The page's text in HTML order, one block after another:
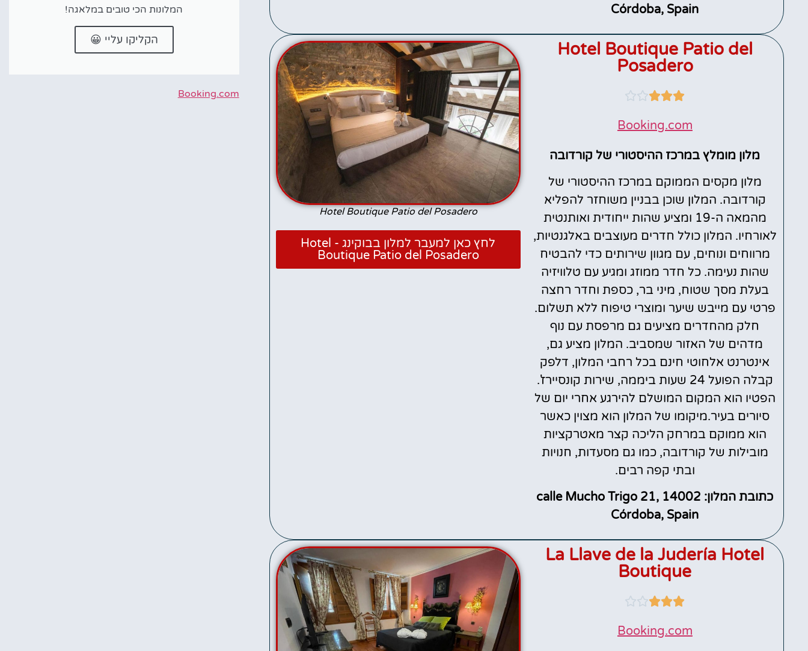
Córdoba, Spain
Hotel Boutique Patio del
Posadero





Booking.com
מלון מומלץ במרכז ההיסטורי של קורדובה
מלון מקסים הממוקם במרכז ההיסטורי של
קורדובה. המלון שוכן בבניין משוחזר להפליא
מהמאה ה-19 ומציע שהות ייחודית ואותנטית
לאורחיו. המלון כולל חדרים מעוצבים באלגנטיות,
מרווחים ונוחים, עם מגוון שירותים כדי להבטיח
שהות נעימה. כל חדר ממוזג ומגיע עם טלוויזיה
בעלת מסך שטוח, מיני בר, ​​כספת וחדר רחצה
פרטי עם מייבש שיער ומוצרי טיפוח ללא תשלום.
חלק מהחדרים מציעים גם מרפסת עם נוף
מדהים של האזור שמסביב. המלון מציע גם,
אינטרנט אלחוטי חינם בכל רחבי המלון, דלפק
קבלה הפועל 24 שעות ביממה, שירות קונסיירז'.
הפטיו הוא המקום המושלם להירגע אחרי יום של
סיורים בעיר.מיקומו של המלון הוא מצוין כאשר
הוא ממוקם במרחק הליכה קצר מאטרקציות
מובילות של קורדובה, כמו גם מסעדות, חנויות
ובתי קפה רבים.
כתובת המלון: calle Mucho Trigo 21, 14002
Córdoba, Spain
Hotel Boutique Patio del Posadero
לחץ כאן למעבר למלון בבוקינג - Hotel
Boutique Patio del Posadero
La Llave de la Judería Hotel
Boutique





Booking.com
המלונות הכי טובים במלאגה!
הקליקו עליי 😀
Booking.com